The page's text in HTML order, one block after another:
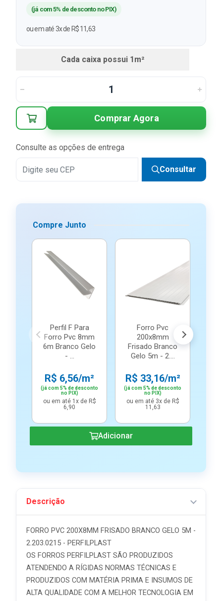
(já com 5% de desconto no PIX)
ou em até 3x de R$ 11,63
Cada caixa possui 1m²
Comprar Agora
Consulte as opções de entrega
Consultar
Compre Junto
Perfil F Para
Forro Pvc 8mm
6m Branco Gelo
- ...
R$ 6,56/m²
(já com 5% de desconto
no PIX)
ou em até 1x de R$
6,90
Forro Pvc
200x8mm
Frisado Branco
Gelo 5m - 2....
R$ 33,16/m²
(já com 5% de desconto
no PIX)
ou em até 3x de R$
11,63
Adicionar
Descrição
FORRO PVC 200X8MM FRISADO BRANCO GELO 5M -
2.203.0215 - PERFILPLAST
OS FORROS PERFILPLAST SÃO PRODUZIDOS
ATENDENDO A RÍGIDAS NORMAS TÉCNICAS E
PRODUZIDOS COM MATÉRIA PRIMA E INSUMOS DE
ALTA QUALIDADE COM A MELHOR TECNOLOGIA EM